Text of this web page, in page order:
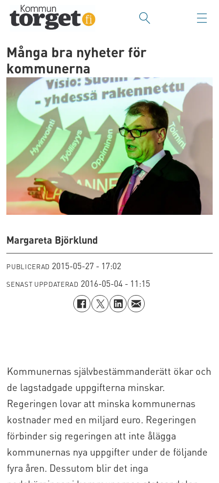
Många bra nyheter för
kommunerna
Margareta Björklund
PUBLICERAD 2015-05-27 - 17:02
SENAST UPPDATERAD 2016-05-04 - 11:15
Kommunernas självbestämmanderätt ökar och
de lagstadgade uppgifterna minskar.
Regeringen lovar att minska kommunernas
kostnader med en miljard euro. Regeringen
förbinder sig regeringen att inte ålägga
kommunernas nya uppgifter under de följande
fyra åren. Dessutom blir det inga